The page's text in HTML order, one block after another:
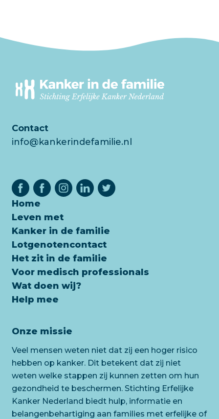
Contact
info@kankerindefamilie.nl
Home
Leven met
Kanker in de familie
Lotgenotencontact
Het zit in de familie
Voor medisch professionals
Wat doen wij?
Help mee
Onze missie
Veel mensen weten niet dat zij een hoger risico
hebben op kanker. Dit betekent dat zij niet
weten welke stappen zij kunnen zetten om hun
gezondheid te beschermen. Stichting Erfelijke
Kanker Nederland biedt hulp, informatie en
belangenbehartiging aan families met erfelijke of